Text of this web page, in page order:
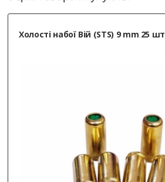
Холості набої Вій (STS) 9 mm 25 шт